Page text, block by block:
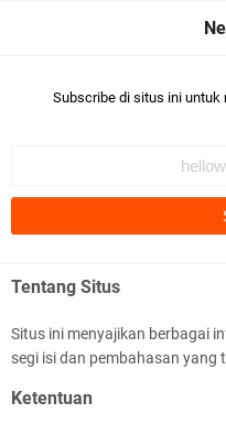
Polres Lotim Gelar
Ke-81 RI dan
Subscribe di situs ini untuk
Tentang Situs
Situs ini menyajikan berbagai
segi isi dan pembahasan yang
Ketentuan